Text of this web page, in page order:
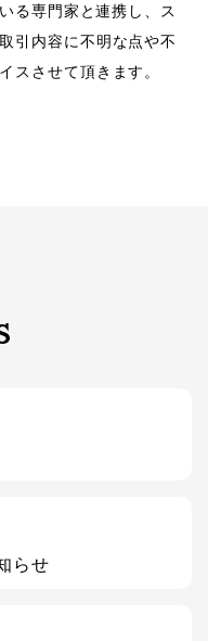
る専門家と連携し、ス
引内容に不明な点や不
スさせて頂きます。
らせ